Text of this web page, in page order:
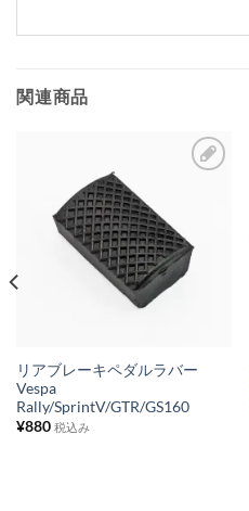
関連商品
に
入
ス
リアブレーキペダルラバー
Vespa
Rally/SprintV/GTR/GS160
¥880 税込み